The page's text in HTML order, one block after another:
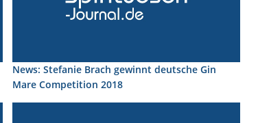
News: Stefanie Brach gewinnt deutsche Gin
Mare Competition 2018